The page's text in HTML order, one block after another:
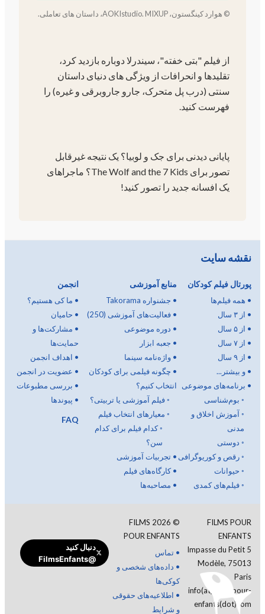
© هوارد کینگستون، AOKIstudio. MIXUP، داستان های تعاملی.
از فیلم "بتی خفته"، سیندرلا دوباره بازدید کرد،
تقلیدها و انحرافات از ویژگی های دنیای داستان
سنتی (درب پل متحرک، جارو جاروبرقی و غیره) را
فهرست کنید.
پایانی دیدنی برای جک و لوبیا؟ یک نتیجه غیرقابل
تصور برای The Wolf and the 7 Kids؟ ماجراهای
یک افسانه جدید را تصور کنید!
نقشه سایت
پورتال فیلم کودکان
• همه فیلم‌ها
• از ۳ سال
• از ۵ سال
• از ۷ سال
• از ۹ سال
• و بیشتر...
• برنامه‌های موضوعی
◦ بوم‌شناسی
◦ آموزش اخلاق و
مدنی
◦ دوستی
◦رقص و کوریوگرافی
◦ حیوانات
◦فیلم‌های کمدی
منابع آموزشی
• جشنواره Takorama
• فعالیت‌های آموزشی (250)
• دوره موضوعی
• جعبه ابزار
• واژه‌نامه سینما
• چگونه فیلمی برای کودکان
انتخاب کنیم؟
◦فیلم آموزشی یا تربیتی؟
◦ معیارهای انتخاب فیلم
◦کدام فیلم برای کدام
سن؟
• تجربیات آموزشی
•کارگاه‌های فیلم
• مصاحبه‌ها
انجمن
• ما کی هستیم؟
• حامیان
• مشارکت‌ها و
حمایت‌ها
• اهداف انجمن
• عضویت در انجمن
• بررسی مطبوعات
• پیوندها
FAQ
FILMS POUR
ENFANTS
5 Impasse du Petit
Modèle, 75013
Paris
info(at)films-pour-
enfants(dot)com
©
2026
FILMS
POUR ENFANTS
• تماس
• داده‌های شخصی و
کوکی‌ها
• اطلاعیه‌های حقوقی
و شرایط
دنبال کنید
@FilmsEnfants